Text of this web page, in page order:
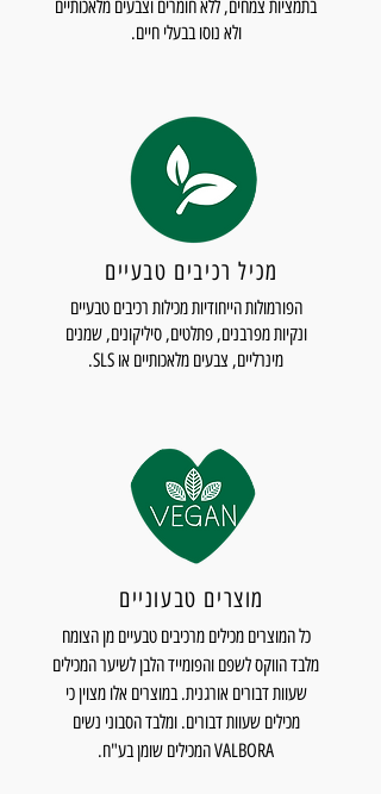
בתמציות צמחים, ללא חומרים וצבעים מלאכותיים
ולא נוסו בבעלי חיים.
מכיל רכיבים טבעיים
הפורמולות הייחודיות מכילות רכיבים טבעיים
ונקיות מפרבנים, פתלטים, סיליקונים, שמנים
מינרליים, צבעים מלאכותיים או SLS.
מוצרים טבעוניים
כל המוצרים מכילים מרכיבים טבעיים מן הצומח
מלבד הווקס לשפם והפומייד הלבן לשיער המכילים
שעוות דבורים אורגנית. במוצרים אלו מצוין כי
מכילים שעוות דבורים. ומלבד הסבוני נשים
VALBORA המכילים שומן בע"ח.